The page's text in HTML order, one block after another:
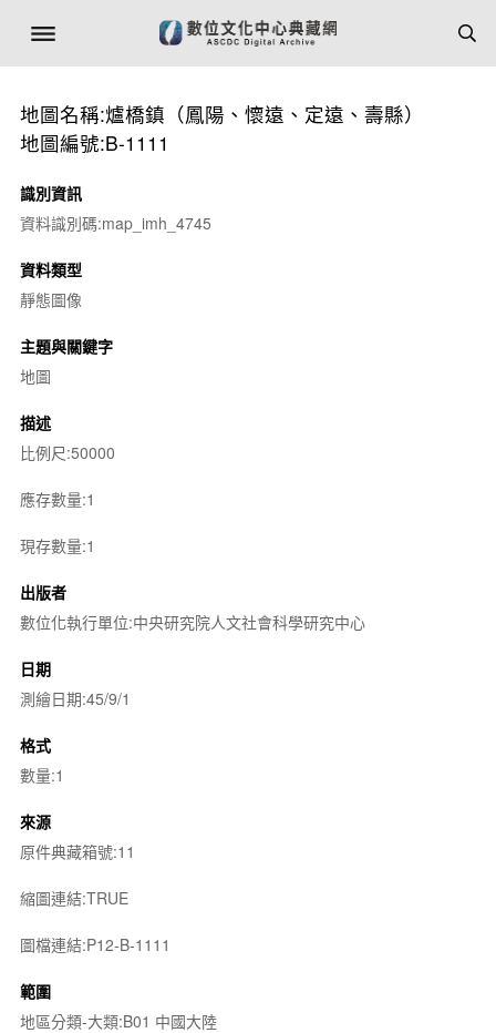
地圖名稱:爐橋鎮（鳳陽、懷遠、定遠、壽縣）
地圖編號:B-1111
識別資訊
資料識別碼:map_imh_4745
資料類型
靜態圖像
主題與關鍵字
地圖
描述
比例尺:50000
應存數量:1
現存數量:1
出版者
數位化執行單位:中央研究院人文社會科學研究中心
日期
測繪日期:45/9/1
格式
數量:1
來源
原件典藏箱號:11
縮圖連結:TRUE
圖檔連結:P12-B-1111
範圍
地區分類-大類:B01 中國大陸